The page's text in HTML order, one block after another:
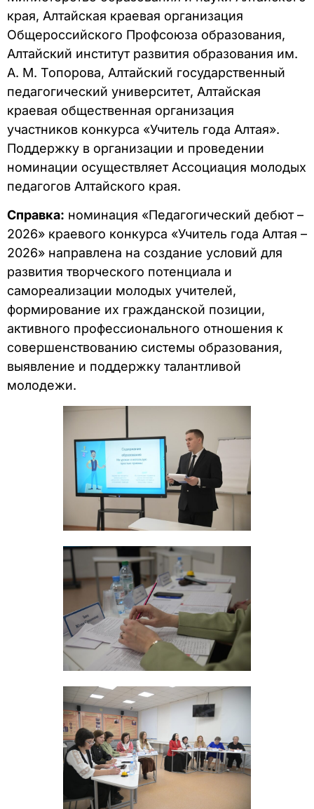
края, Алтайская краевая организация
Общероссийского Профсоюза образования,
Алтайский институт развития образования им.
А. М. Топорова, Алтайский государственный
педагогический университет, Алтайская
краевая общественная организация
участников конкурса «Учитель года Алтая».
Поддержку в организации и проведении
номинации осуществляет Ассоциация молодых
педагогов Алтайского края.
Справка: номинация «Педагогический дебют –
2026» краевого конкурса «Учитель года Алтая –
2026» направлена на создание условий для
развития творческого потенциала и
самореализации молодых учителей,
формирование их гражданской позиции,
активного профессионального отношения к
совершенствованию системы образования,
выявление и поддержку талантливой
молодежи.